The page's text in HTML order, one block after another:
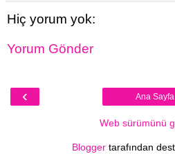
Hiç yorum yok:
Yorum Gönder
‹ Ana Sayfa
Web sürümünü
Bloggertarafından